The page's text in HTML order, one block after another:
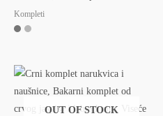
Kompleti
OUT OF STOCK